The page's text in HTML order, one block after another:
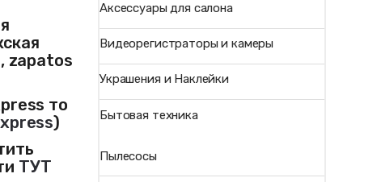
zapatos
то
)
ТУТ
Аксессуары для салона
Видеорегистраторы и камеры
Украшения и Наклейки
Бытовая техника
Пылесосы